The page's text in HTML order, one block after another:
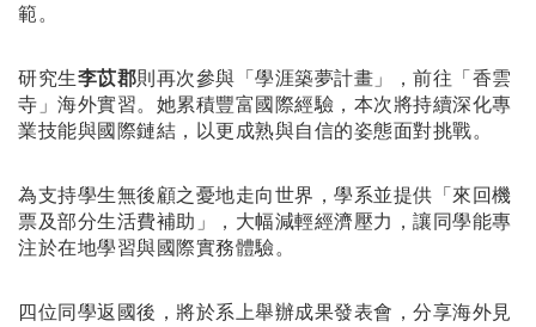
範。
研究生李苡郡則再次參與「學涯築夢計畫」，前往「香雲
寺」海外實習。她累積豐富國際經驗，本次將持續深化專
業技能與國際鏈結，以更成熟與自信的姿態面對挑戰。
為支持學生無後顧之憂地走向世界，學系並提供「來回機
票及部分生活費補助」，大幅減輕經濟壓力，讓同學能專
注於在地學習與國際實務體驗。
四位同學返國後，將於系上舉辦成果發表會，分享海外見